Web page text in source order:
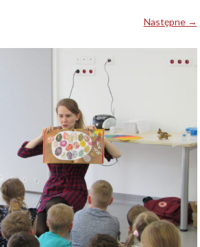
Następne →